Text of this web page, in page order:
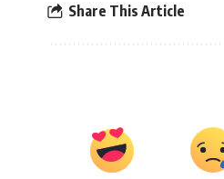
Share This Article